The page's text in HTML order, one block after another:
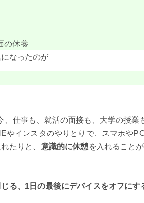
の休養
なったのが
、仕事も、就活の面接も、大学の授業
やインスタのやりとりで、スマホや
たりと、 意識的に休憩を入れること
る、1日の最後にデバイスをオフにす